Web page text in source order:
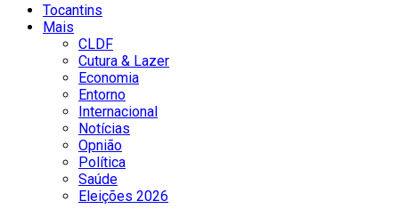
Tocantins
Mais
CLDF
Cutura & Lazer
Economia
Entorno
Internacional
Notícias
Opnião
Política
Saúde
Eleições 2026